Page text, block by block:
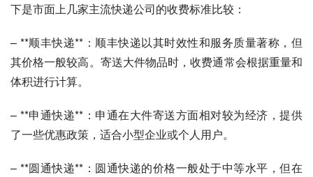
下是市面上几家主流快递公司的收费标准比较：
– **顺丰快递**：顺丰快递以其时效性和服务质量著称，但
其价格一般较高。寄送大件物品时，收费通常会根据重量和
体积进行计算。
– **申通快递**：申通在大件寄送方面相对较为经济，提供
了一些优惠政策，适合小型企业或个人用户。
– **圆通快递**：圆通快递的价格一般处于中等水平，但在